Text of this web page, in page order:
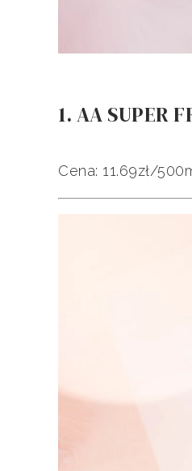
1. AA SUPER
Cena: 11.69zł/